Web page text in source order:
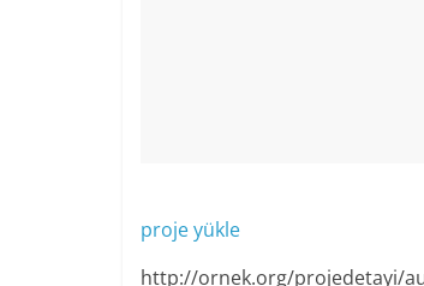
proje yükle
http://ornek.org/projedetayi/